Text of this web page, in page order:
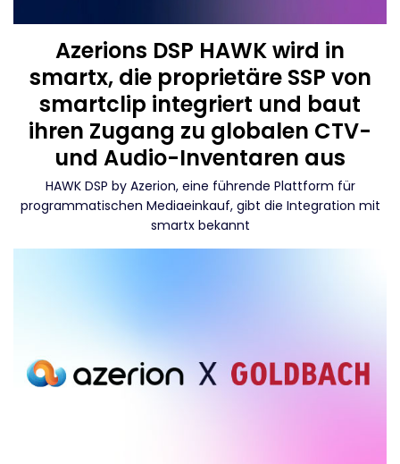
Azerions DSP HAWK wird in
smartx, die proprietäre SSP von
smartclip integriert und baut
ihren Zugang zu globalen CTV-
und Audio-Inventaren aus
HAWK DSP by Azerion, eine führende Plattform für
programmatischen Mediaeinkauf, gibt die Integration mit
smartx bekannt